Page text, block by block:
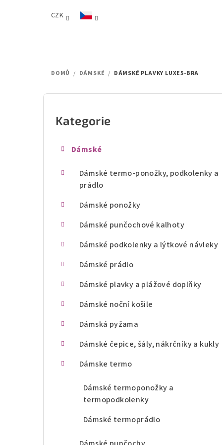
CZK
DOMŮ / DÁMSKÉ / DÁMSKÉ PLAVKY LUXE5-BRA
Přeskočit
kategorie
Kategorie
Dámské
Dámské termo-ponožky, podkolenky a
prádlo
Dámské ponožky
Dámské punčochové kalhoty
Dámské podkolenky a lýtkové návleky
Dámské prádlo
Dámské plavky a plážové doplňky
Dámské noční košile
Dámská pyžama
Dámské čepice, šály, nákrčníky a kukly
Dámske termo
Dámské termoponožky a
termopodkolenky
Dámské termoprádlo